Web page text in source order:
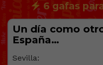
6 gafas
Un día como
España…
Sevilla: